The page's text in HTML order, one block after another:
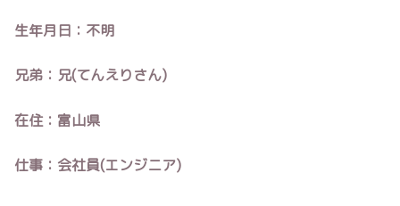
生年月日：不明
兄弟：兄(てんえりさん)
在住：富山県
仕事：会社員(エンジニア)